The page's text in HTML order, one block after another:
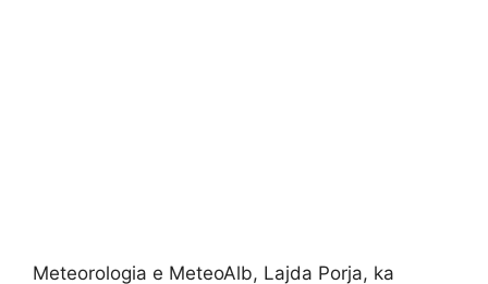
Meteorologia e MeteoAlb, Lajda Porja, ka